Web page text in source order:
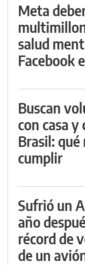
Meta
salud
Facebook
Buscan
con casa
Brasil:
cumplir
Sufrió un
año
récord de
de un